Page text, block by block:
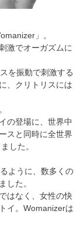
」。
激でオーガズムに
を振動で刺激する
、クリトリスには
の登場に、世界中
スと同時に全世界
した。
ように、数多くの
した。
はなく、女性の快
イ。Womanizerは